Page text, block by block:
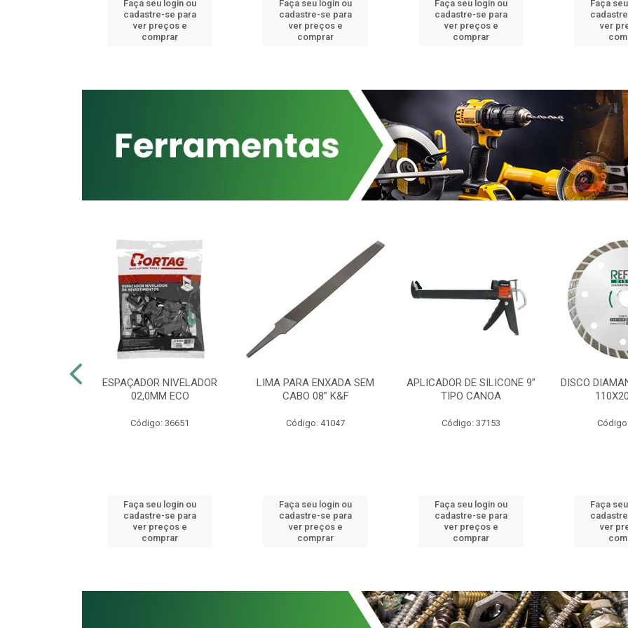
Faça seu login ou
cadastre-se para
ver preços e
comprar
Faça seu login ou
cadastre-se para
ver preços e
comprar
Faça seu login ou
cadastre-se para
ver preços e
comprar
Faça
ver
ESPAÇADOR NIVELADOR
02,0MM ECO
Código: 36651
Faça seu login ou
cadastre-se para
ver preços e
comprar
LIMA PARA ENXADA SEM
CABO 08” K&F
Código: 41047
Faça seu login ou
cadastre-se para
ver preços e
comprar
APLICADOR DE SILICONE 9”
TIPO CANOA
Código: 37153
Faça seu login ou
cadastre-se para
ver preços e
comprar
DISCO
Faça
ver